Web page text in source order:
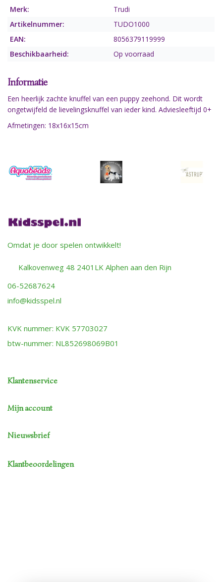
Merk:
Trudi
Artikelnummer:
TUDO1000
EAN:
8056379119999
Beschikbaarheid:
Op voorraad
Informatie
Een heerlijk zachte knuffel van een puppy zeehond. Dit wordt
ongetwijfeld de lievelingsknuffel van ieder kind. Adviesleeftijd 0+
Afmetingen: 18x16x15cm
Omdat je door spelen ontwikkelt!
Kalkovenweg 48 2401LK Alphen aan den Rijn
06-52687624
info@kidsspel.nl
KVK nummer: KVK 57703027
btw-nummer: NL852698069B01
Klantenservice
Mijn account
Nieuwsbrief
Klantbeoordelingen